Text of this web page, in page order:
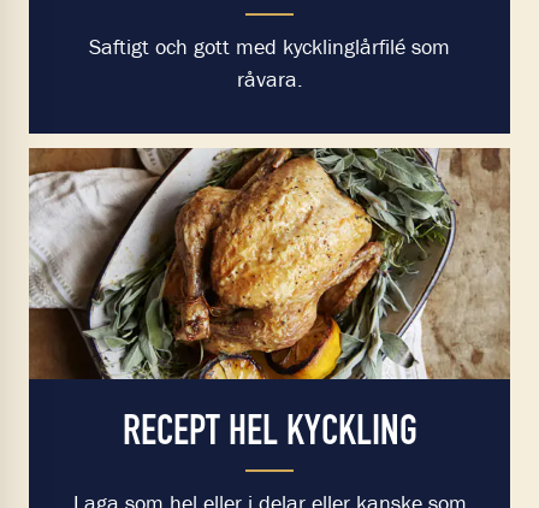
Saftigt och gott med kycklinglårfilé som
råvara.
RECEPT HEL KYCKLING